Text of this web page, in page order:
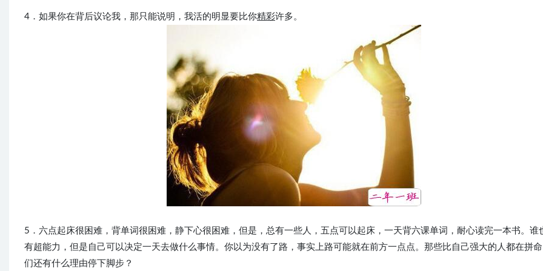
4．如果你在背后议论我，那只能说明，我活的明显要比你精彩许多。
5．六点起床很困难，背单词很困难，静下心很困难，但是，总有一些人，五点可以起床，一天背六课单词，耐心读完一本书。谁
有超能力，但是自己可以决定一天去做什么事情。你以为没有了路，事实上路可能就在前方一点点。那些比自己强大的人都在拼
们还有什么理由停下脚步？